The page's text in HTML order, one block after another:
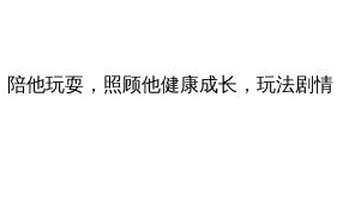
他玩耍，照顾他健康成长，玩法剧情